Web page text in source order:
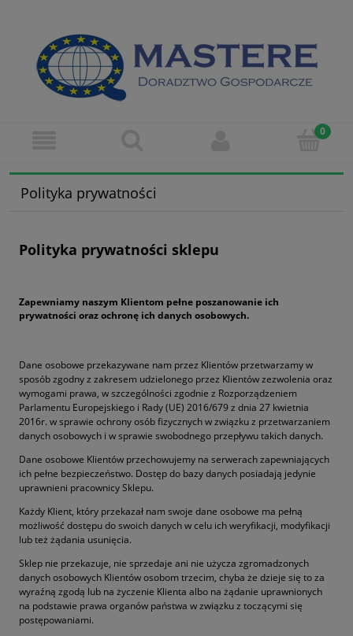
Polityka prywatności
Polityka prywatności sklepu
Zapewniamy naszym Klientom pełne poszanowanie ich
prywatności oraz ochronę ich danych osobowych.
Dane osobowe przekazywane nam przez Klientów przetwarzamy w
sposób zgodny z zakresem udzielonego przez Klientów zezwolenia oraz
wymogami prawa, w szczególności zgodnie z Rozporządzeniem
Parlamentu Europejskiego i Rady (UE) 2016/679 z dnia 27 kwietnia
2016r. w sprawie ochrony osób fizycznych w związku z przetwarzaniem
danych osobowych i w sprawie swobodnego przepływu takich danych.
Dane osobowe Klientów przechowujemy na serwerach zapewniających
ich pełne bezpieczeństwo. Dostęp do bazy danych posiadają jedynie
uprawnieni pracownicy Sklepu.
Każdy Klient, który przekazał nam swoje dane osobowe ma pełną
możliwość dostępu do swoich danych w celu ich weryfikacji, modyfikacji
lub też żądania usunięcia.
Sklep nie przekazuje, nie sprzedaje ani nie użycza zgromadzonych
danych osobowych Klientów osobom trzecim, chyba że dzieje się to za
wyraźną zgodą lub na życzenie Klienta albo na żądanie uprawnionych
na podstawie prawa organów państwa w związku z toczącymi się
postępowaniami.